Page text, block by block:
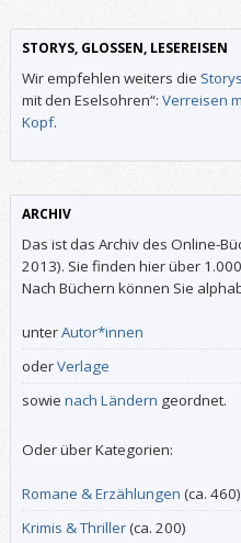
STORYS, GLOSSEN, LESEREISEN
Wir empfehlen weiters die Storys
mit den Eselsohren“: Verreisen
Kopf.
ARCHIV
Das ist das Archiv des Online-
2013). Sie finden hier über
Nach Büchern können Sie
unterAutor*innen
oderVerlage
sowie nach Ländern geordnet.
Oder über Kategorien:
Romane & Erzählungen (ca. 460)
Krimis & Thriller(ca. 200)